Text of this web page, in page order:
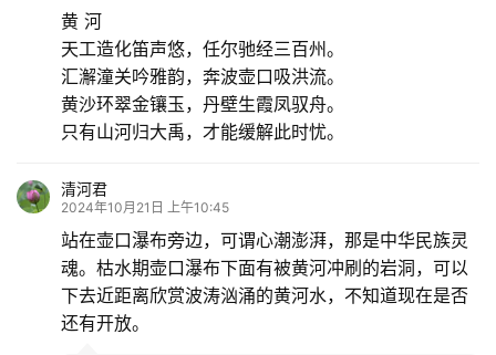
黄 河
天工造化笛声悠，任尔驰经三百州。
汇澥潼关吟雅韵，奔波壶口吸洪流。
黄沙环翠金镶玉，丹壁生霞凤驭舟。
只有山河归大禹，才能缓解此时忧。
清河君
2024年10月21日 上午10:45
站在壶口瀑布旁边，可谓心潮澎湃，那是中华民族灵
魂。枯水期壶口瀑布下面有被黄河冲刷的岩洞，可以
下去近距离欣赏波涛汹涌的黄河水，不知道现在是否
还有开放。